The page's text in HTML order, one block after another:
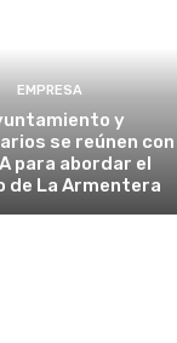
EMPRESA
y
se reúnen con
para abordar el
de La Armentera